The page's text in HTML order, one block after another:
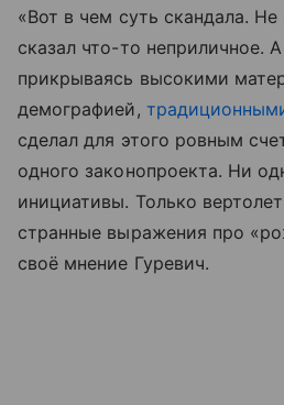
«Вот в чем суть скандала.
сказал что-то неприличное.
прикрываясь высокими
демографией,
сделал для этого ровным
одного законопроекта. Ни
инициативы. Только
странные выражения про
своё мнение Гуревич.